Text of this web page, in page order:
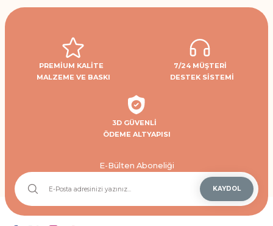
PREMİUM KALİTE
MALZEME VE BASKI
7/24 MÜŞTERİ
DESTEK SİSTEMİ
3D GÜVENLİ
ÖDEME ALTYAPISI
E-Bülten Aboneliği
KAYDOL